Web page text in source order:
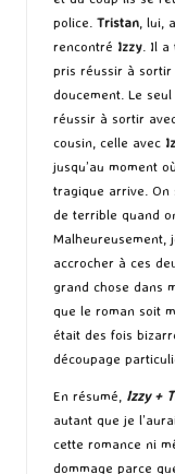
police. Tristan , lui,
rencontré Izzy . Il
pris réussir à
doucement. Le
réussir à sortir
cousin, celle avec
jusqu’au moment
tragique arrive. On
de terrible quand
Malheureusement,
accrocher à ces
grand chose dans
que le roman soit
était des fois
découpage
En résumé, Izzy +
autant que je
cette romance ni
dommage parce